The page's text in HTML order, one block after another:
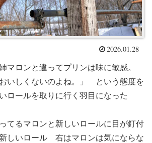
2026.01.28
マロンと違ってプリンは味に敏感。
おいしくないのよね。」 という態度を
ロールを取りに行く羽目になった
てるマロンと新しいロールに目が釘付
しいロール 右はマロンは気にならな